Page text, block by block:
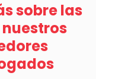
sobre las